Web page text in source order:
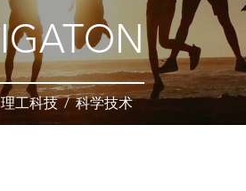
理工科技 / 科学技术